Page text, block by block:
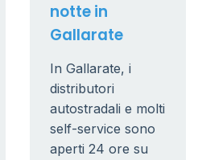
notte in
Gallarate
In Gallarate, i
distributori
autostradali e molti
self-service sono
aperti 24 ore su